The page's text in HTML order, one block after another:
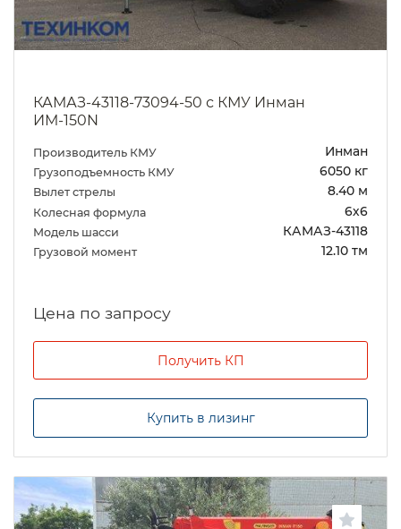
КАМАЗ-43118-73094-50 с КМУ Инман
ИМ-150N
Производитель КМУ Инман
Грузоподъемность КМУ 6050 кг
Вылет стрелы 8.40 м
Колесная формула 6х6
Модель шасси КАМАЗ-43118
Грузовой момент 12.10 тм
Цена по запросу
Получить КП
Купить в лизинг